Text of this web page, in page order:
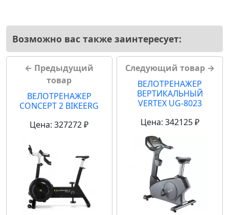
Возможно вас также заинтересует:
← Предыдущий
товар
ВЕЛОТРЕНАЖЕР
CONCEPT 2 BIKEERG
Цена: 327272 ₽
Следующий товар →
ВЕЛОТРЕНАЖЕР
ВЕРТИКАЛЬНЫЙ
VERTEX UG-8023
Цена: 342125 ₽